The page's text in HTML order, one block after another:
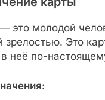
это молодой
Это
неё по-